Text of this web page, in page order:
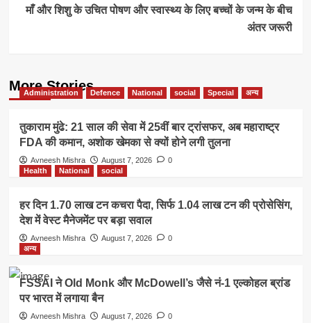
माँ और शिशु के उचित पोषण और स्वास्थ्य के लिए बच्चों के जन्म के बीच
अंतर जरूरी
More Stories
Administration Defence National social Special अन्य
तुकाराम मुंढे: 21 साल की सेवा में 25वीं बार ट्रांसफर, अब महाराष्ट्र
FDA की कमान, अशोक खेमका से क्यों होने लगी तुलना
Avneesh Mishra August 7, 2026
0
Health
National social
हर दिन 1.70 लाख टन कचरा पैदा, सिर्फ 1.04 लाख टन की प्रोसेसिंग,
देश में वेस्ट मैनेजमेंट पर बड़ा सवाल
Avneesh Mishra August 7, 2026
0
अन्य
FSSAI ने Old Monk और McDowell’s जैसे नं-1 एल्कोहल ब्रांड
पर भारत में लगाया बैन
Avneesh Mishra August 7, 2026 0